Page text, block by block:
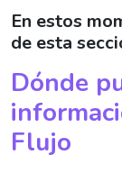
En estos
de esta
Dónde
Flujo